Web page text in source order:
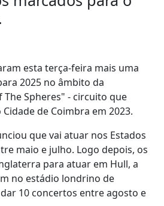
esta terça-feira mais uma
2025 no âmbito da
Spheres" - circuito que
de Coimbra em 2023.
que vai atuar nos Estados
maio e julho. Logo depois, os
para atuar em Hull, a
no estádio londrino de
10 concertos entre agosto e